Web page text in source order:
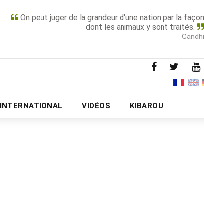
On peut juger de la grandeur d'une nation par la façon
dont les animaux y sont traités.
Gandhi
INTERNATIONAL VIDÉOS KIBAROU